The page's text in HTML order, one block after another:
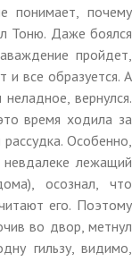
понимает, почему
Тоню. Даже боялся
пройдет,
и все образуется. А
вернулся.
время ходила за
Особенно,
лежащий
осознал, что
его. Поэтому
во двор, метнул
гильзу, видимо,